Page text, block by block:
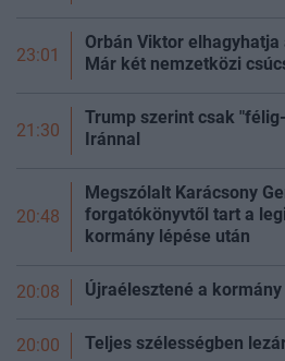
23:01
Orbán Viktor
Már két nemzetközi
21:30
Trump szerint csak
Iránnal
20:48
Megszólalt Karácsony
forgatókönyvtől tart a
kormány lépése után
20:08 Újraélesztené a
20:00 Teljes szélességben